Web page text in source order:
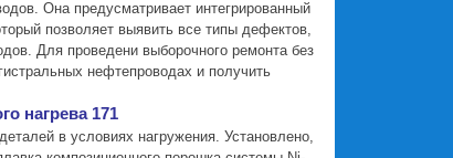
Она предусматривает интегрированный
позволяет выявить все типы дефектов,
Для проведени выборочного ремонта без
нефтепроводах и получить
нагрева 171
в условиях нагружения. Установлено,